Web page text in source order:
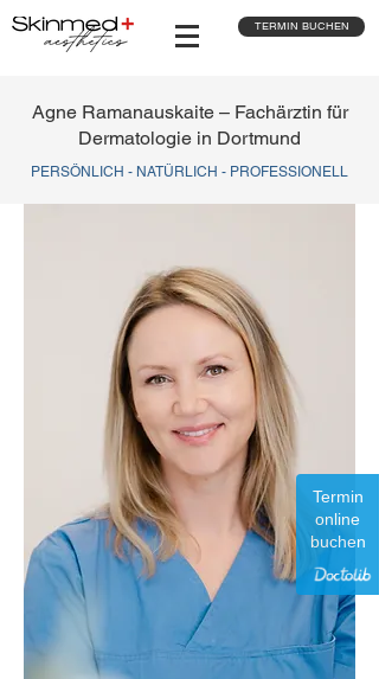
Termin
online
buchen
TERMIN BUCHEN
Agne Ramanauskaite – Fachärztin für
Dermatologie in Dortmund
PERSÖNLICH - NATÜRLICH - PROFESSIONELL